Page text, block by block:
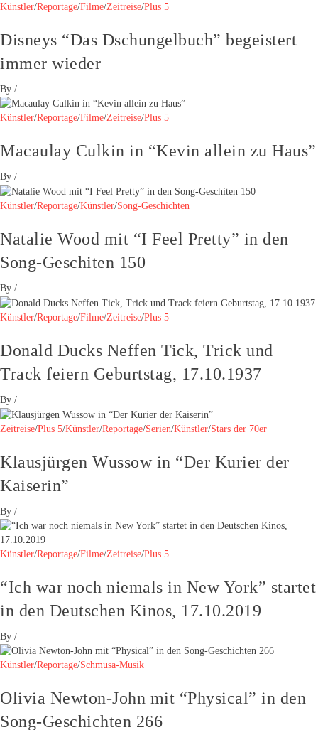
Künstler/Reportage/Filme/Zeitreise/Plus 5
Disneys “Das Dschungelbuch” begeistert
immer wieder
By /
Künstler/Reportage/Filme/Zeitreise/Plus 5
Macaulay Culkin in “Kevin allein zu Haus”
By /
Künstler/Reportage/Künstler/Song-Geschichten
Natalie Wood mit “I Feel Pretty” in den
Song-Geschiten 150
By /
Künstler/Reportage/Filme/Zeitreise/Plus 5
Donald Ducks Neffen Tick, Trick und
Track feiern Geburtstag, 17.10.1937
By /
Zeitreise/Plus 5/Künstler/Reportage/Serien/Künstler/Stars der 70er
Klausjürgen Wussow in “Der Kurier der
Kaiserin”
By /
Künstler/Reportage/Filme/Zeitreise/Plus 5
“Ich war noch niemals in New York” startet
in den Deutschen Kinos, 17.10.2019
By /
Künstler/Reportage/Schmusa-Musik
Olivia Newton-John mit “Physical” in den
Song-Geschichten 266